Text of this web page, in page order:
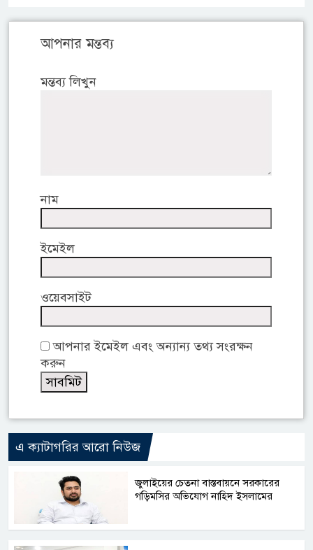
আপনার মন্তব্য
মন্তব্য লিখুন
নাম
ইমেইল
ওয়েবসাইট
আপনার ইমেইল এবং অন্যান্য তথ্য সংরক্ষন
করুন
এ ক্যাটাগরির আরো নিউজ
জুলাইয়ের চেতনা বাস্তবায়নে সরকারের
গড়িমসির অভিযোগ নাহিদ ইসলামের